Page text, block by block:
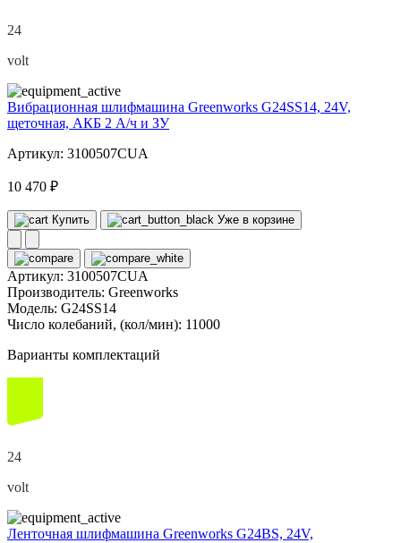
24
volt
Вибрационная шлифмашина Greenworks G24SS14, 24V,
щеточная, АКБ 2 А/ч и ЗУ
Артикул: 3100507CUA
10 470 ₽
Купить Уже в корзине
Артикул: 3100507CUA
Производитель: Greenworks
Модель: G24SS14
Число колебаний, (кол/мин): 11000
Варианты комплектаций
24
volt
Ленточная шлифмашина Greenworks G24BS, 24V,